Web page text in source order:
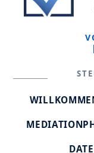
MEDIATION